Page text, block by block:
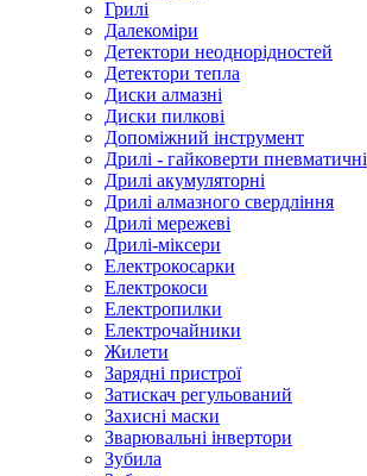
Грилі
Далекоміри
Детектори неоднорідностей
Детектори тепла
Диски алмазні
Диски пилкові
Допоміжний інструмент
Дрилі - гайковерти пневматичні
Дрилі акумуляторні
Дрилі алмазного свердління
Дрилі мережеві
Дрилі-міксери
Електрокосарки
Електрокоси
Електропилки
Електрочайники
Жилети
Зарядні пристрої
Затискач регульований
Захисні маски
Зварювальні інвертори
Зубила